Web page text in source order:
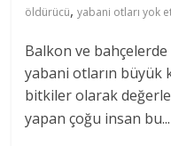
öldürücü,yabani otları yok
Balkon ve bahçelerde
yabani otların büyük
bitkiler olarak
yapan çoğu insan bu...